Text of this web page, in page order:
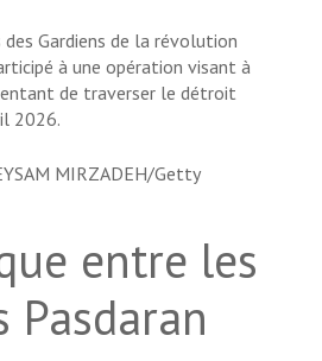
des Gardiens de la révolution
à une opération visant à
de traverser le détroit
2026.
MIRZADEH/Getty
entre les
Pasdaran